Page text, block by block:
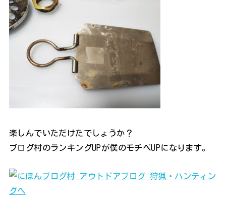
楽しんでいただけたでしょうか？
ブログ村のランキングUPが僕のモチベUPになります。